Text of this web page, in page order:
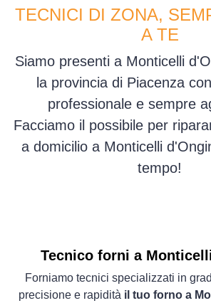
TECNICI DI ZONA,
A TE
Siamo presenti a Monticelli
la provincia di Piacenza
professionale e sempre
Facciamo il possibile per
a domicilio a Monticelli
tempo!
Tecnico forni a
Forniamo tecnici specializzati in
precisione e rapidità il tuo forno a